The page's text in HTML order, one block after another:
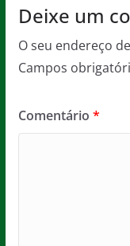
Deixe um
O seu endereço
Campos
Comentário *